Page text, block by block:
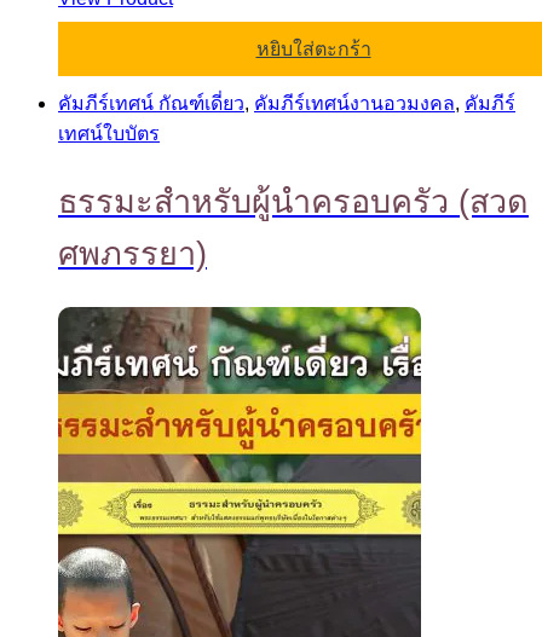
หยิบใส่ตะกร้า
คัมภีร์เทศน์ กัณฑ์เดี่ยว, คัมภีร์เทศน์งานอวมงคล, คัมภีร์
เทศน์ใบบัตร
ธรรมะสำหรับผู้นำครอบครัว (สวด
ศพภรรยา)